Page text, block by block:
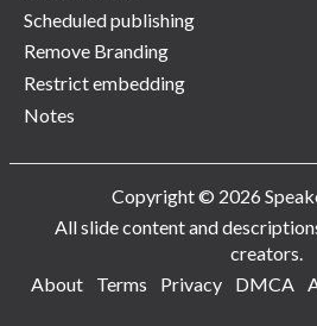
Scheduled publishing
Remove Branding
Restrict embedding
Notes
Copyright © 2026
All slide content and
creators.
About
Terms Privacy DMCA